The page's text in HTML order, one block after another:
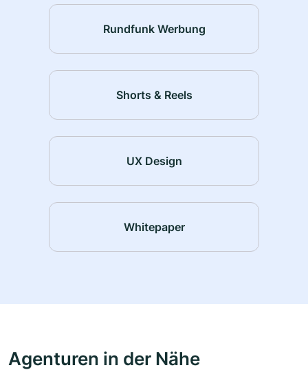
Rundfunk Werbung
Shorts & Reels
UX Design
Whitepaper
Agenturen in der Nähe